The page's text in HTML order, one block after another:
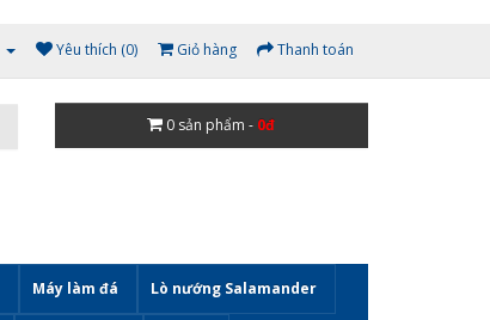
Yêu thích (0) Giỏ hàng Thanh toán
0 sản phẩm - 0đ
Máy làm đá Lò nướng Salamander